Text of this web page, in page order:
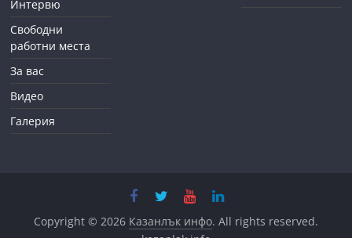
Интервю
Свободни
работни места
За вас
Видео
Галерия
Copyright © 2026 Казанлък инфо. All rights reserved.